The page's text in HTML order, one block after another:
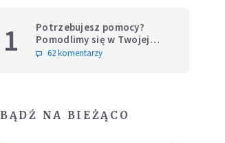
1
Potrzebujesz pomocy?
Pomodlimy się w Twojej
intencji
62 komentarzy
BĄDŹ NA BIEŻĄCO